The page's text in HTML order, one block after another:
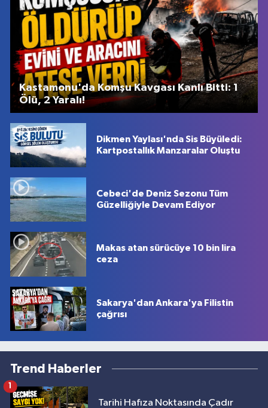
Kastamonu'da Komşu Kavgası Kanlı Bitti: 1
Ölü, 2 Yaralı!
Dikmen Yaylası'nda Sis Büyüledi:
Kartpostallık Manzaralar Oluştu
Cebeci'de Deniz Sezonu Tüm
Güzelliğiyle Devam Ediyor
Makas atan sürücüye 10 bin lira
ceza
Sakarya'dan Ankara'ya Filistin
çağrısı
Trend Haberler
Tarihi Hafıza Noktasında Çadır
1